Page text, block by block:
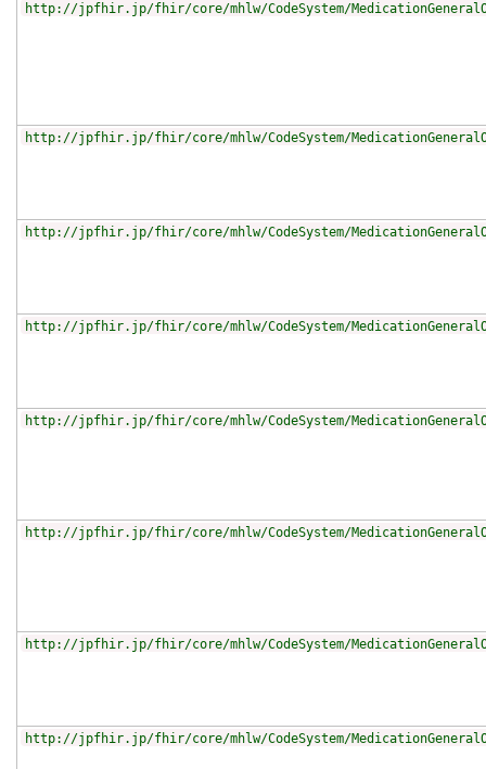
http://jpfhir.jp/fhir/core/mhlw/CodeSystem/
http://jpfhir.jp/fhir/core/mhlw/CodeSystem/
http://jpfhir.jp/fhir/core/mhlw/CodeSystem/
http://jpfhir.jp/fhir/core/mhlw/CodeSystem/
http://jpfhir.jp/fhir/core/mhlw/CodeSystem/
http://jpfhir.jp/fhir/core/mhlw/CodeSystem/
http://jpfhir.jp/fhir/core/mhlw/CodeSystem/
http://jpfhir.jp/fhir/core/mhlw/CodeSystem/